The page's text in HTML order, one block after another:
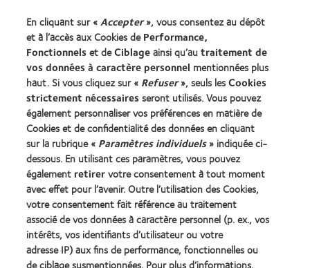
Technologie des lentilles de contact
Trouver un specialiste
Lentilles de contact et vision
Nouveau porteur
Porteur de longue date
À propos de CooperVision
Carrières
Actualites
Contact
En cliquant sur «Accepter», vous consentez au dépôt
et à l’accès aux Cookies dePerformance,
Fonctionnelset deCiblageainsi qu’autraitement de
vos données à caractère personnel mentionnées plus
haut. Si vous cliquez sur « Refuser», seuls lesCookies
strictement nécessairesseront utilisés. Vous pouvez
également personnaliser vos préférences en matière de
Cookies et de confidentialité des données en cliquant
sur la rubrique « Paramètres individuels» indiquée ci-
dessous. En utilisant ces paramètres, vous pouvez
également retirervotre consentement à tout moment
avec effet pour l’avenir. Outre l’utilisation des Cookies,
votre consentement fait référence au traitement
associé de vos données à caractère personnel (p. ex., vos
intérêts, vos identifiants d’utilisateur ou votre
adresse IP) aux fins de performance, fonctionnelles ou
de ciblage susmentionnées. Pour plus d’informations,